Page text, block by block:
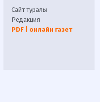
Сайт туралы
Редакция
PDF | онлайн газет